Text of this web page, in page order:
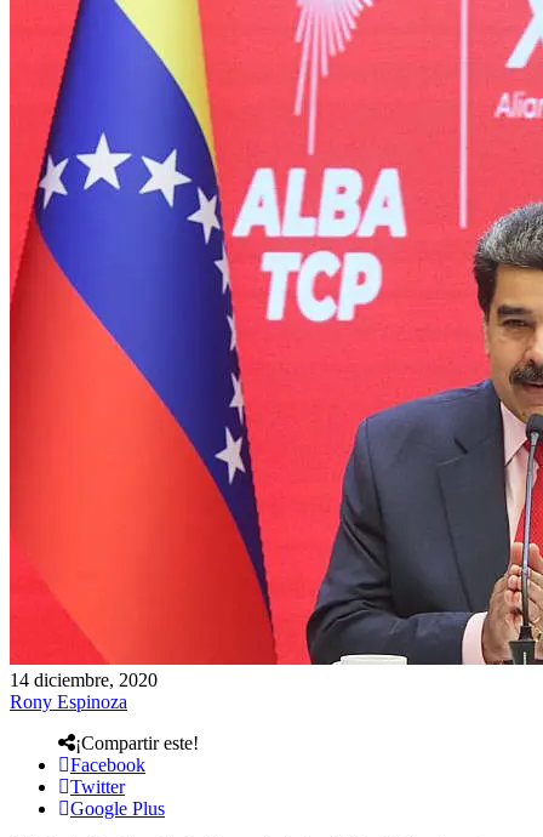
14 diciembre, 2020
Rony Espinoza
¡Compartir este!
Facebook
Twitter
Google Plus